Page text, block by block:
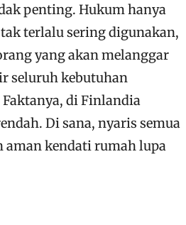
penting. Hukum hanya
terlalu sering digunakan,
yang akan melanggar
seluruh kebutuhan
di Finlandia
Di sana, nyaris semua
aman kendati rumah lupa